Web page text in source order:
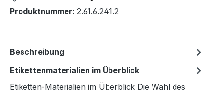
Produktnummer: 2.61.6.241.2
Beschreibung
Etikettenmaterialien im Überblick
Etiketten-Materialien im Überblick Die Wahl des